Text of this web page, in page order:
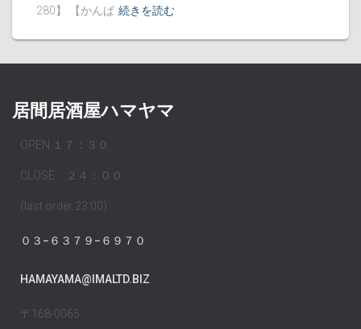
280】 【かんぱ 続きを読む
居間居酒屋ハマヤマ
OPEN １７：３０
CLOSE ２４：００
(last order 23:00)
０３−６３７９−６９７０
HAMAYAMA@IMALTD.BIZ
〒168-0065